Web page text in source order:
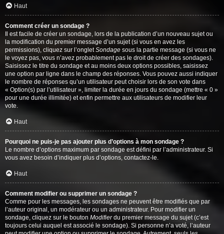
Haut
Comment créer un sondage ?
Il est facile de créer un sondage, lors de la publication d’un nouveau sujet ou
la modification du premier message d’un sujet (si vous en avez les
permissions), cliquez sur l’ongletSondage sous la partie message (si vous ne
le voyez pas, vous n’avez probablement pas le droit de créer des sondages).
Saisissez le titre du sondage et au moins deux options possibles, saisissez
une option par ligne dans le champ des réponses. Vous pouvez aussi indiquer
le nombre de réponses qu’un utilisateur peut choisir lors de son vote dans
« Option(s) par l’utilisateur », limiter la durée en jours du sondage (mettre « 0 »
pour une durée illimitée) et enfin permettre aux utilisateurs de modifier leur
vote.
Haut
Pourquoi ne puis-je pas ajouter plus d’options à mon sondage ?
Le nombre d’options maximum par sondage est défini par l’administrateur. Si
vous avez besoin d’indiquer plus d’options, contactez-le.
Haut
Comment modifier ou supprimer un sondage ?
Comme pour les messages, les sondages ne peuvent être modifiés que par
l’auteur original, un modérateur ou un administrateur. Pour modifier un
sondage, cliquez sur le bouton Modifierdu premier message du sujet (c’est
toujours celui auquel est associé le sondage). Si personne n’a voté, l’auteur